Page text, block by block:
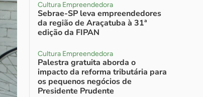
Cultura Empreendedora
Sebrae-SP leva empreendedores
da região de Araçatuba à 31ª
edição da FIPAN
Cultura Empreendedora
Palestra gratuita aborda o
impacto da reforma tributária para
os pequenos negócios de
Presidente Prudente